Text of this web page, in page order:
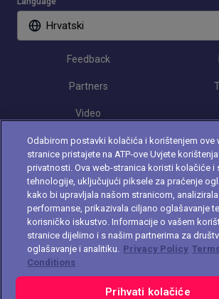
Hrvatski
Feedback
Partners
Video
Follow Croatia Open
The players shown are for illustrative purposes
participation subject to ATP rules.
illness or other grounds. Photographs courtesy
© 2021 ATP Tour, Inc.
Odabirom postavki kolačića i korištenjem ove
stranice pristajete na ATP-ove Uvjete korištenja
privatnosti. Ova web-stranica koristi kolačiće i
tehnologije, uključujući piksele za praćenje
kako bi upravljala našom stranicom,
performanse, prikazivala ciljano oglašavanje
korisničko iskustvo. Informacije o vašem
stranice dijelimo i s našim partnerima za
oglašavanje i analitiku. Privacy Policy
Conditions
Prihvati kolačiće